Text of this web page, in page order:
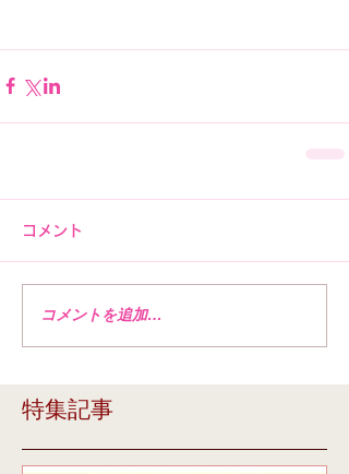
コメント
コメントを追加…
特集記事